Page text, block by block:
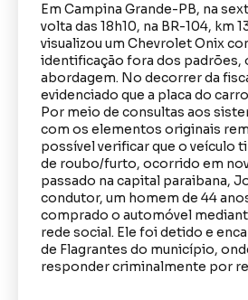
Em Campina Grande-PB, na
volta das 18h10, na BR-104, km
visualizou um Chevrolet Onix
identificação fora dos padrões,
abordagem. No decorrer da
evidenciado que a placa do
Por meio de consultas aos
com os elementos originais
possível verificar que o veículo
de roubo/furto, ocorrido em
passado na capital paraibana,
condutor, um homem de 44
comprado o automóvel
rede social. Ele foi detido e
de Flagrantes do município,
responder criminalmente por